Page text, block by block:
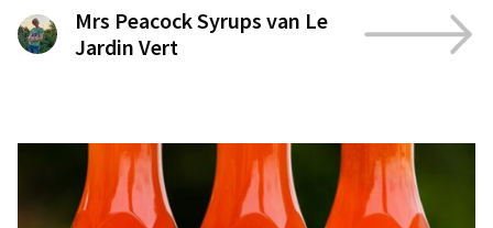
Mrs Peacock Syrups van Le
Jardin Vert